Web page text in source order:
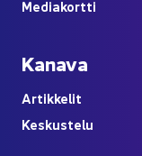
Me­dia­kort­ti
Ka­na­va
Ar­tik­ke­lit
Kes­kus­te­lu